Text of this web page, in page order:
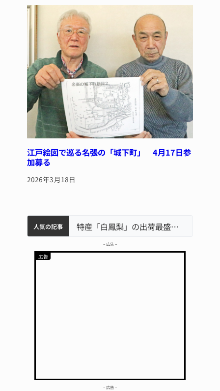
江戸絵図で巡る名張の「城下町」 4月17日参
加募る
2026年3月18日
人気の記事
名張市水道料金47％値上げへ 答申案、審議会で大筋まとまる
中学校の陶壁モニュメント 地元建設会社がボランティアで清掃 伊賀名張市立病院のDMAT、熊本地震の被災地へ 能登以来3回目の派遣
特産「白鳳梨」の出荷最盛期 直売所にぎわう 伊賀 「息子が妊娠させた」母娘だまされ400万円詐欺被害 名張
– 広告 –
– 広告 –